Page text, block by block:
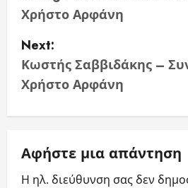
s
t
n
a
v
i
Χρήστο Αρφάνη
Next:
Κωστής Σαββιδάκης –
Χρήστο Αρφάνη
Αφήστε μια απάντηση
Η ηλ. διεύθυνση σας δεν